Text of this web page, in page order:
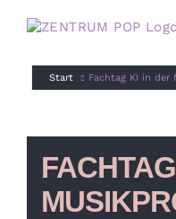
Inhalt
Start Fachtag KI in der